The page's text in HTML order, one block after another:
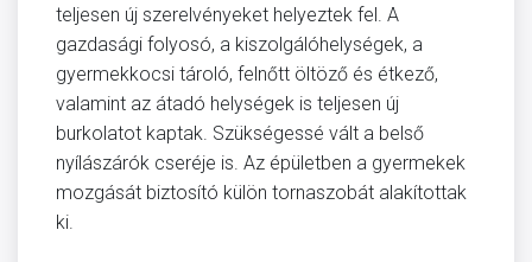
teljesen új szerelvényeket helyeztek fel. A
gazdasági folyosó, a kiszolgálóhelységek, a
gyermekkocsi tároló, felnőtt öltöző és étkező,
valamint az átadó helységek is teljesen új
burkolatot kaptak. Szükségessé vált a belső
nyílászárók cseréje is. Az épületben a gyermekek
mozgását biztosító külön tornaszobát alakítottak
ki.